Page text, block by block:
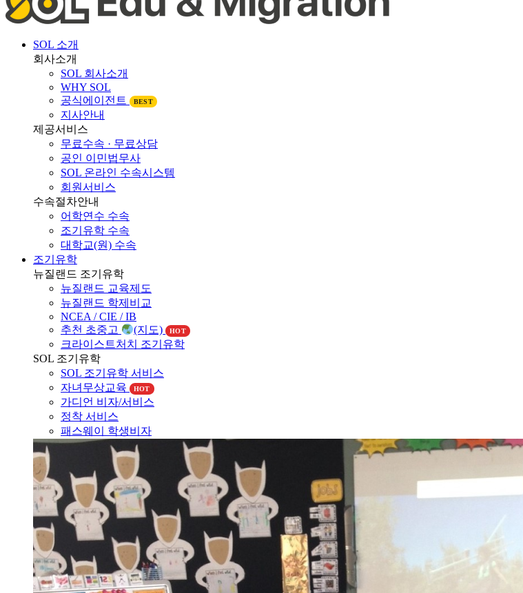
SOL 소개
회사소개
SOL 회사소개
WHY SOL
공식에이전트
BEST
지사안내
제공서비스
무료수속 · 무료상담
공인 이민법무사
SOL 온라인 수속시스템
회원서비스
수속절차안내
어학연수 수속
조기유학 수속
대학교(원) 수속
조기유학
뉴질랜드 조기유학
뉴질랜드 교육제도
뉴질랜드 학제비교
NCEA / CIE / IB
추천 초중고
(지도) HOT
크라이스트처치 조기유학
SOL 조기유학
SOL 조기유학 서비스
자녀무상교육
HOT
가디언 비자/서비스
정착 서비스
패스웨이 학생비자